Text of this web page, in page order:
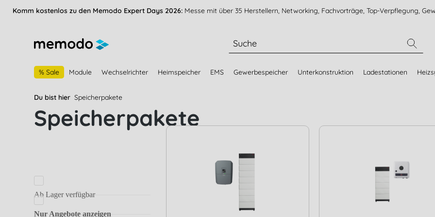
springen Zur Navigation der B2B-Plattform springen
Komm kostenlos zu den Memodo Expert Days 2026: Messe mit über 35 Herstellern, Networking, Fachvorträge, Top-Verpflegung,
% Sale Module Wechselrichter Heimspeicher EMS Gewerbespeicher Unterkonstruktion Ladestationen
Du bist hier Speicherpakete
Speicherpakete
Ab Lager verfügbar
Nur Angebote anzeigen